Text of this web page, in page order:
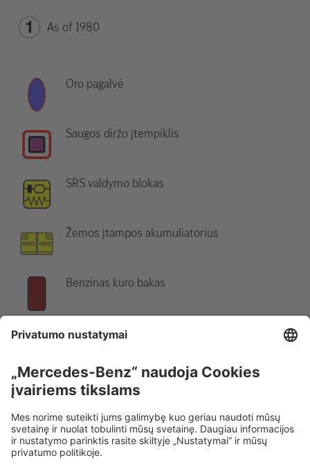
As of 1980
Oro pagalvė
Saugos diržo įtempiklis
SRS valdymo blokas
Žemos įtampos akumuliatorius
Benzinas kuro bakas
Nurodymas:Daugiau informacijos rasite mūsų